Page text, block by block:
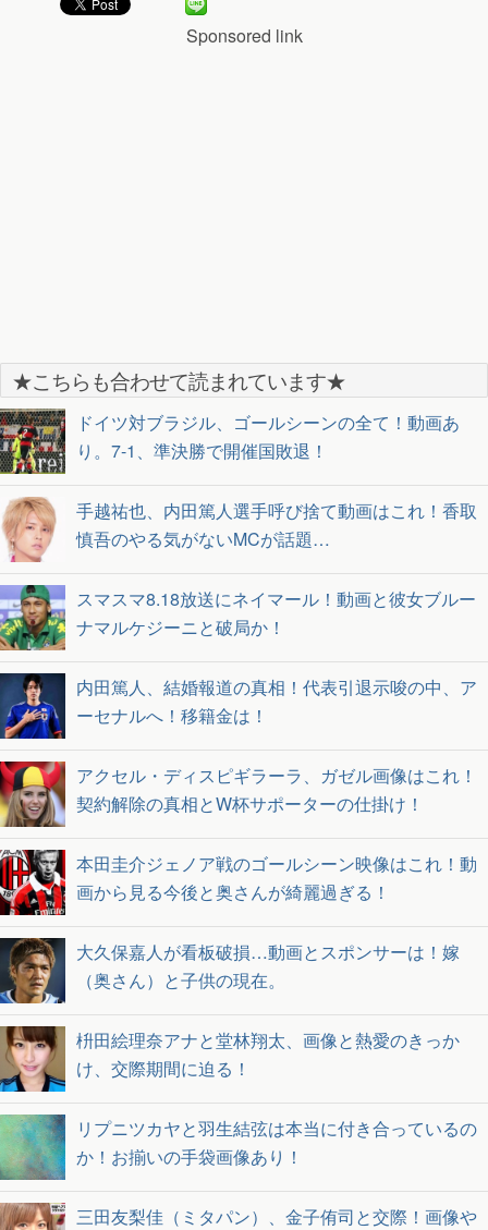
Sponsored link
★こちらも合わせて読まれています★
ドイツ対ブラジル、ゴールシーンの全て！動画あ
り。7-1、準決勝で開催国敗退！
手越祐也、内田篤人選手呼び捨て動画はこれ！香取
慎吾のやる気がないMCが話題…
スマスマ8.18放送にネイマール！動画と彼女ブルー
ナマルケジーニと破局か！
内田篤人、結婚報道の真相！代表引退示唆の中、ア
ーセナルへ！移籍金は！
アクセル・ディスピギラーラ、ガゼル画像はこれ！
契約解除の真相とW杯サポーターの仕掛け！
本田圭介ジェノア戦のゴールシーン映像はこれ！動
画から見る今後と奥さんが綺麗過ぎる！
大久保嘉人が看板破損…動画とスポンサーは！嫁
（奥さん）と子供の現在。
枡田絵理奈アナと堂林翔太、画像と熱愛のきっか
け、交際期間に迫る！
リプニツカヤと羽生結弦は本当に付き合っているの
か！お揃いの手袋画像あり！
三田友梨佳（ミタパン）、金子侑司と交際！画像や